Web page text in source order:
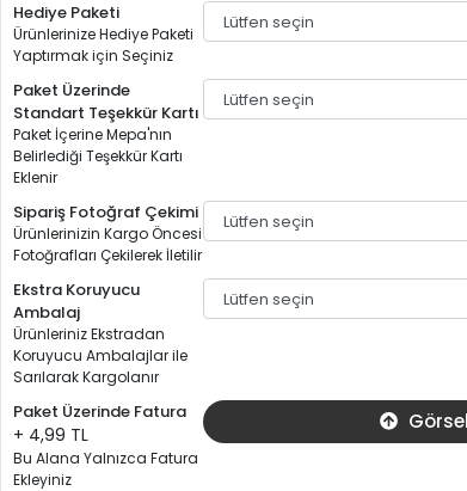
Hediye Paketi
Ürünlerinize Hediye Paketi
Yaptırmak için Seçiniz
Paket Üzerinde
Standart Teşekkür Kartı
Paket İçerine Mepa'nın
Belirlediği Teşekkür Kartı
Eklenir
Sipariş Fotoğraf Çekimi
Ürünlerinizin Kargo Öncesi
Fotoğrafları Çekilerek İletilir
Ekstra Koruyucu
Ambalaj
Ürünleriniz Ekstradan
Koruyucu Ambalajlar ile
Sarılarak Kargolanır
Paket Üzerinde Fatura
+ 4,99 TL
Bu Alana Yalnızca Fatura
Ekleyiniz